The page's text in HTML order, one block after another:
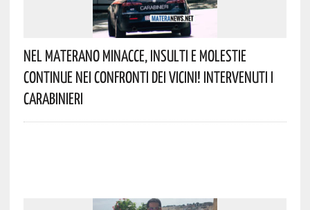
Nel Materano Minacce, Insulti E Molestie
Continue Nei Confronti Dei Vicini! Intervenuti I
Carabinieri